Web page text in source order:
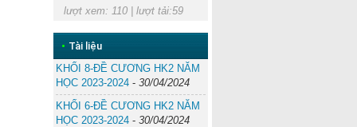
lượt xem: 110 | lượt tải:59
• Tài liệu
KHỐI 8-ĐỀ CƯƠNG HK2 NĂM
HỌC 2023-2024- 30/04/2024
KHỐI 6-ĐỀ CƯƠNG HK2 NĂM
HỌC 2023-2024- 30/04/2024